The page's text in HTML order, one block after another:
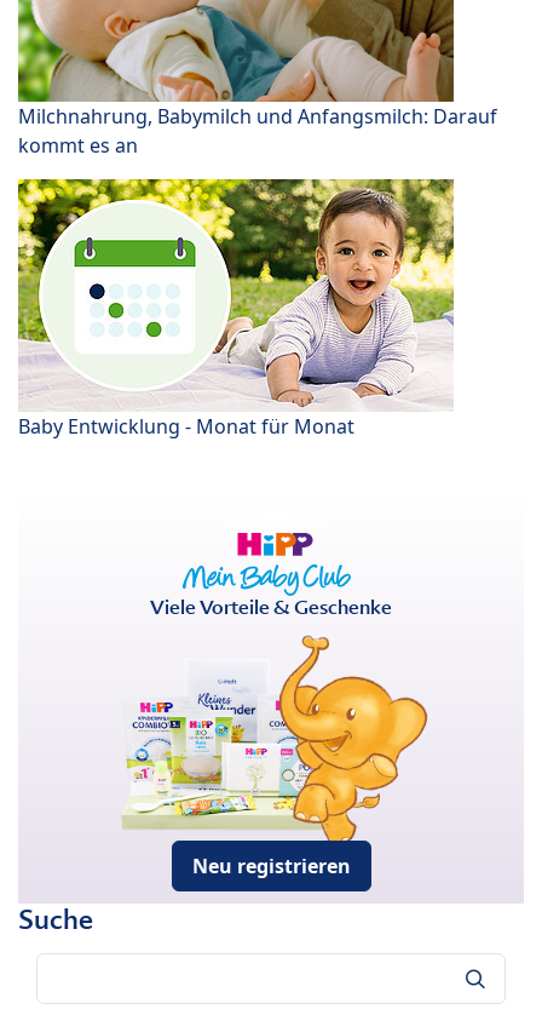
Milchnahrung, Babymilch und Anfangsmilch: Darauf
kommt es an
Baby Entwicklung - Monat für Monat
Viele Vorteile & Geschenke
Neu registrieren
Suche